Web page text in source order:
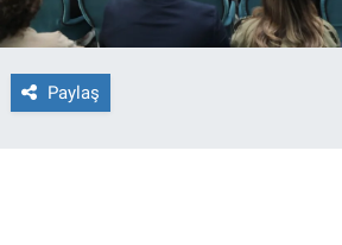
Paylaş